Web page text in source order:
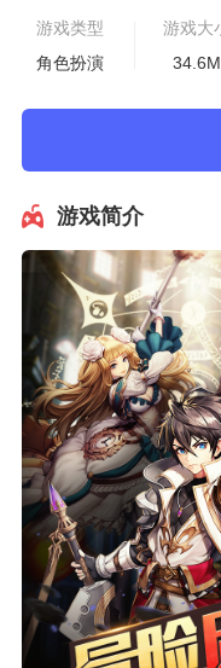
游戏类型
角色扮演
游戏大
34.6M
游戏简介